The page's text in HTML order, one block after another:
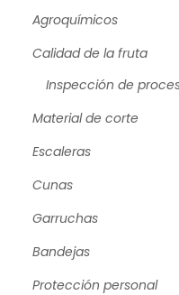
Agroquímicos
Calidad de la fruta
Inspección de
Material de corte
Escaleras
Cunas
Garruchas
Bandejas
Protección personal